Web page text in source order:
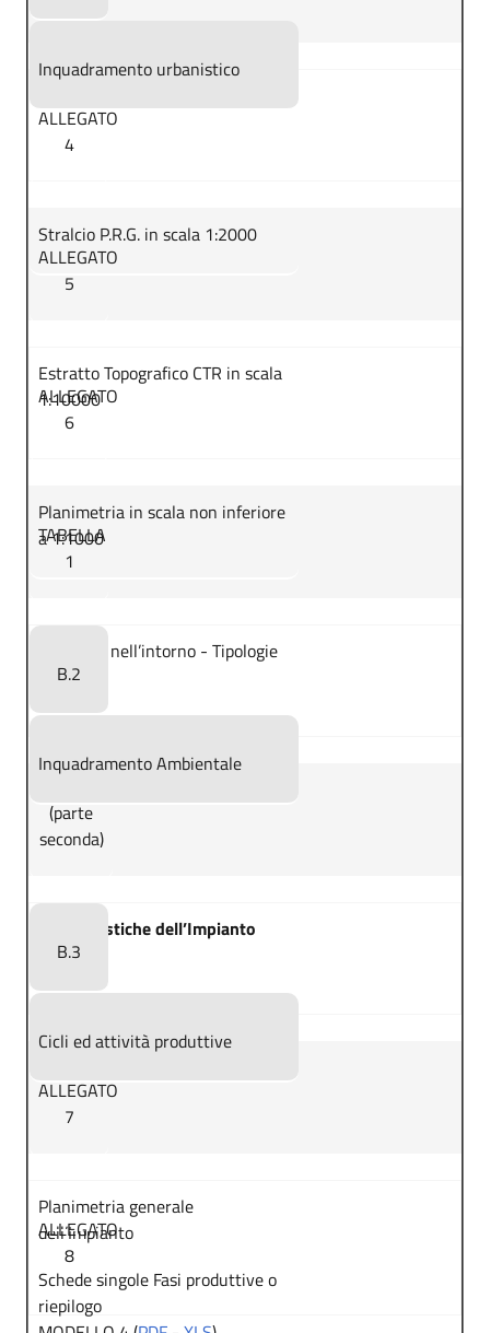
Inquadramento urbanistico
ALLEGATO
4
Stralcio P.R.G. in scala 1:2000
ALLEGATO
5
Estratto Topografico CTR in scala
1:10000
ALLEGATO
6
Planimetria in scala non inferiore
a 1:1000
TABELLA
1
Presenze nell’intorno - Tipologie
B.2
Inquadramento Ambientale
(parte
seconda)
Caratteristiche dell’Impianto
B.3
Cicli ed attività produttive
ALLEGATO
7
Planimetria generale
dell’Impianto
ALLEGATO
8
Schede singole Fasi produttive o
riepilogo